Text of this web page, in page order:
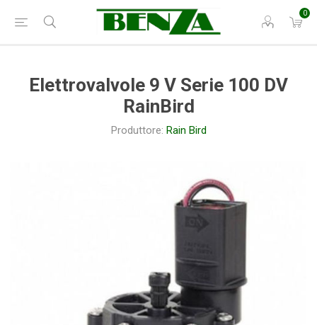
0
Elettrovalvole 9 V Serie 100 DV
RainBird
Produttore: Rain Bird